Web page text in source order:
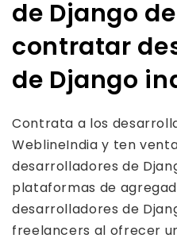
de Django
contratar
de Django
Contrata a los
WeblineIndia y ten
desarrolladores de
plataformas de
desarrolladores de
freelancers al ofrecer